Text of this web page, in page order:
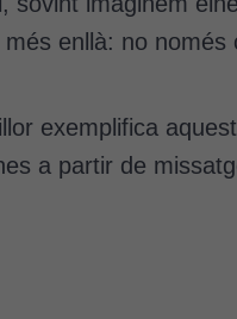
enllà: no
exemplifica
a partir de